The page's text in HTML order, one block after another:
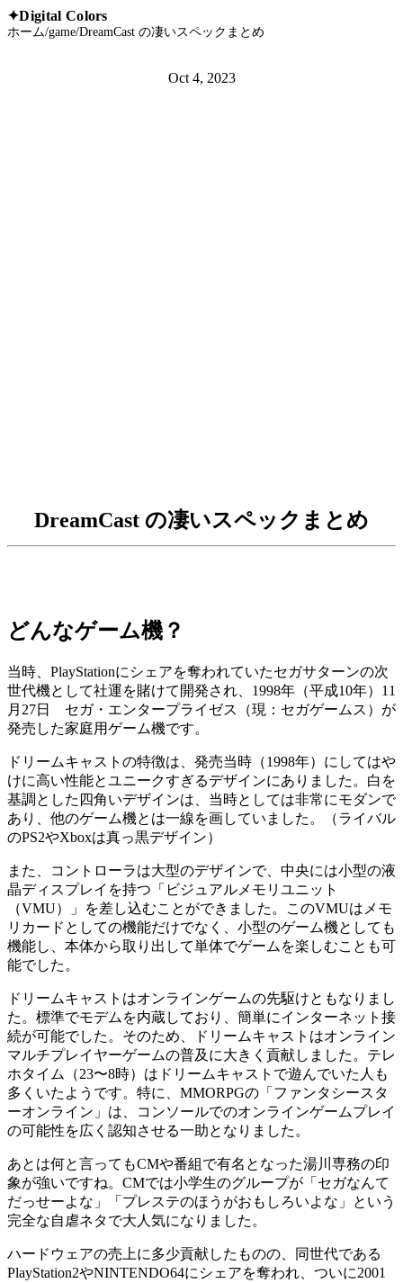
✦Digital Colors
ホーム/game/DreamCast の凄いスペックまとめ
Oct 4, 2023
DreamCast の凄いスペックまとめ
どんなゲーム機？
当時、PlayStationにシェアを奪われていたセガサターンの次
世代機として社運を賭けて開発され、1998年（平成10年）11
月27日 セガ・エンタープライゼス（現：セガゲームス）が
発売した家庭用ゲーム機です。
ドリームキャストの特徴は、発売当時（1998年）にしてはや
けに高い性能とユニークすぎるデザインにありました。白を
基調とした四角いデザインは、当時としては非常にモダンで
あり、他のゲーム機とは一線を画していました。（ライバル
のPS2やXboxは真っ黒デザイン）
また、コントローラは大型のデザインで、中央には小型の液
晶ディスプレイを持つ「ビジュアルメモリユニット
（VMU）」を差し込むことができました。このVMUはメモ
リカードとしての機能だけでなく、小型のゲーム機としても
機能し、本体から取り出して単体でゲームを楽しむことも可
能でした。
ドリームキャストはオンラインゲームの先駆けともなりまし
た。標準でモデムを内蔵しており、簡単にインターネット接
続が可能でした。そのため、ドリームキャストはオンライン
マルチプレイヤーゲームの普及に大きく貢献しました。テレ
ホタイム（23〜8時）はドリームキャストで遊んでいた人も
多くいたようです。特に、MMORPGの「ファンタシースタ
ーオンライン」は、コンソールでのオンラインゲームプレイ
の可能性を広く認知させる一助となりました。
あとは何と言ってもCMや番組で有名となった湯川専務の印
象が強いですね。CMでは小学生のグループが「セガなんて
だっせーよな」「プレステのほうがおもしろいよな」という
完全な自虐ネタで大人気になりました。
ハードウェアの売上に多少貢献したものの、同世代である
PlayStation2やNINTENDO64にシェアを奪われ、ついに2001